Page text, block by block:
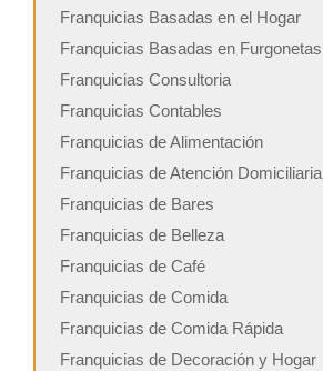
Franquicias Basadas en el Hogar
Franquicias Basadas en Furgonetas
Franquicias Consultoria
Franquicias Contables
Franquicias de Alimentación
Franquicias de Atención Domiciliaria
Franquicias de Bares
Franquicias de Belleza
Franquicias de Café
Franquicias de Comida
Franquicias de Comida Rápida
Franquicias de Decoración y Hogar